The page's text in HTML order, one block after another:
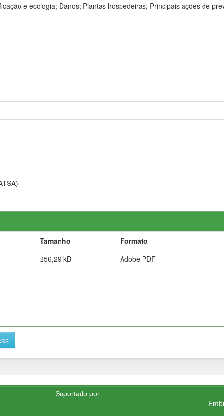
e ecologia; Danos; Plantas hospedeiras; Principais ações de
Tamanho
Formato
256,29 kB Adobe PDF
Suportado por